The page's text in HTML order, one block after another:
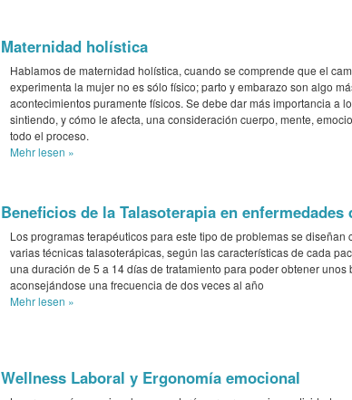
Maternidad holística
Hablamos de maternidad holística, cuando se comprende que el
experimenta la mujer no es sólo físico; parto y embarazo son algo
acontecimientos puramente físicos. Se debe dar más importancia a
sintiendo, y cómo le afecta, una consideración cuerpo, mente,
todo el proceso.
Mehrlesen »
Beneficios de la Talasoterapia en
Los programas terapéuticos para este tipo de problemas se diseñan
varias técnicas talasoterápicas, según las características de cada
una duración de 5 a 14 días de tratamiento para poder obtener unos
aconsejándose una frecuencia de dos veces al año
Mehrlesen »
Wellness Laboral y Ergonomía emocional